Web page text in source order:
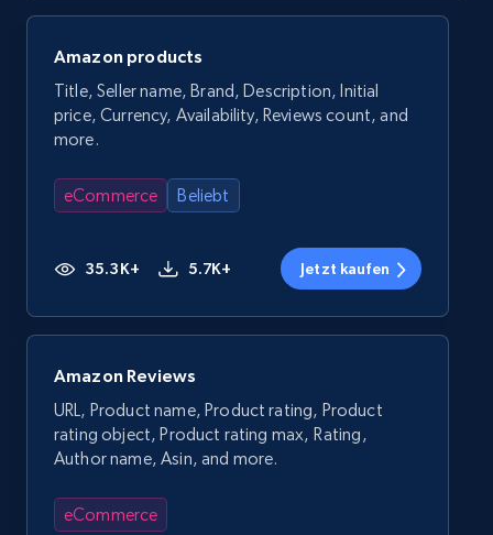
Amazon products
Title, Seller name, Brand, Description, Initial
price, Currency, Availability, Reviews count, and
more.
eCommerce Beliebt
35.3K+ 5.7K+ Jetzt kaufen
Amazon Reviews
URL, Product name, Product rating, Product
rating object, Product rating max, Rating,
Author name, Asin, and more.
eCommerce